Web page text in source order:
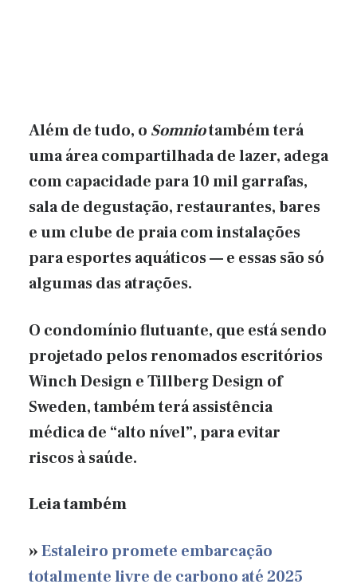
Além de tudo, o Somniotambém terá
uma área compartilhada de lazer, adega
com capacidade para 10 mil garrafas,
sala de degustação, restaurantes, bares
e um clube de praia com instalações
para esportes aquáticos — e essas são só
algumas das atrações.
O condomínio flutuante, que está sendo
projetado pelos renomados escritórios
Winch Design e Tillberg Design of
Sweden, também terá assistência
médica de “alto nível”, para evitar
riscos à saúde.
Leia também
»Estaleiro promete embarcação
totalmente livre de carbono até 2025